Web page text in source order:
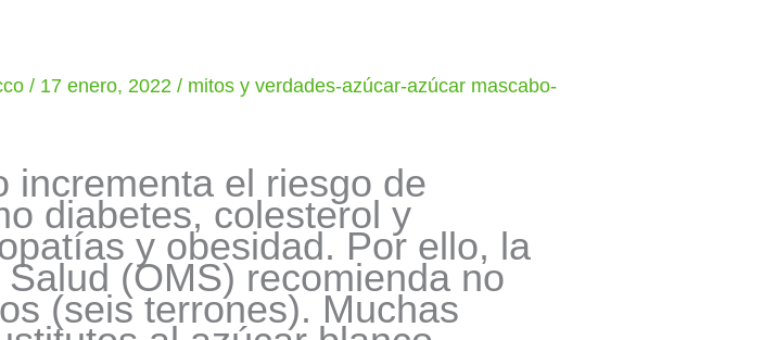
/ 17 enero, 2022/ mitos y verdades-azúcar-azúcar mascabo-
incrementa el riesgo de
diabetes, colesterol y
y obesidad. Por ello, la
(OMS) recomienda no
(seis terrones). Muchas